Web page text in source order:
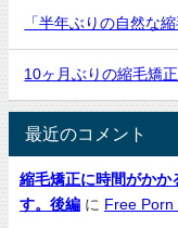
「半年ぶりの自然な
10ヶ月ぶりの縮毛矯
最近のコメント
縮毛矯正に時間がかか
す。後編 に Free Porn